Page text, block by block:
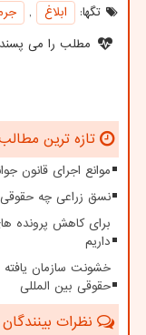
تگها:
ابلاغ ,
مطلب را می
تازه ترین
موانع اجرای قانون
نسق زراعی چه حقوقی
برای کاهش پرونده
داریم
خشونت سازمان
حقوقی بین المللی
نظرات